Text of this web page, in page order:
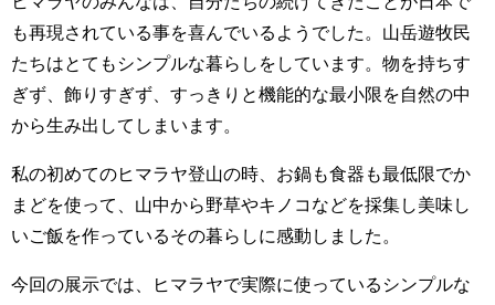
も再現されている事を喜んでいるようでした。山岳遊牧民
たちはとてもシンプルな暮らしをしています。物を持ちす
ぎず、飾りすぎず、すっきりと機能的な最小限を自然の中
から生み出してしまいます。
私の初めてのヒマラヤ登山の時、お鍋も食器も最低限でか
まどを使って、山中から野草やキノコなどを採集し美味し
いご飯を作っているその暮らしに感動しました。
今回の展示では、ヒマラヤで実際に使っているシンプルな